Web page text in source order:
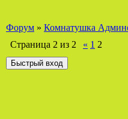
Форум » Комнатушка
Страница 2 из 2 « 1 2